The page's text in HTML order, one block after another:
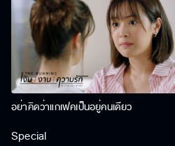
อย่าคิดว่าแกเฟคเป็นอยู่คนเดียว
Special